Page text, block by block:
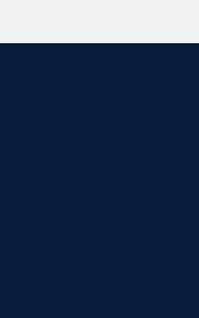
法